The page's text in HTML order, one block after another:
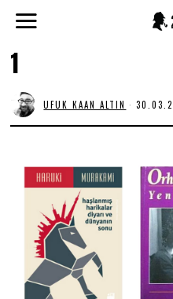
1
UFUK KAAN ALTIN